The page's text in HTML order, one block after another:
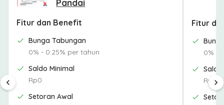
Pandai
Fitur dan Benefit
Bunga Tabungan
0% - 0.25% per tahun
Saldo Minimal
Rp0
Setoran Awal
Fitur
0% -
Rp0